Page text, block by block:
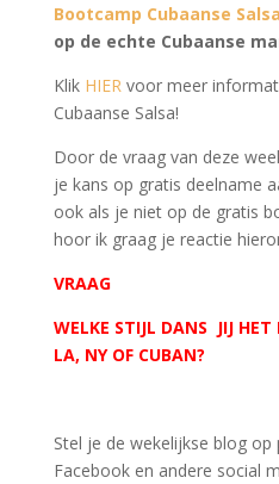
Bootcamp Cubaanse Salsa
op de echte Cubaanse
Klik HIERvoor meer
Cubaanse Salsa!
Door de vraag van deze
je kans op gratis deelname
ook als je niet op de gratis
hoor ik graag je reactie
VRAAG
WELKE STIJL DANS JIJ
LA, NY OF CUBAN?
Stel je de wekelijkse blog op
Facebook en andere social